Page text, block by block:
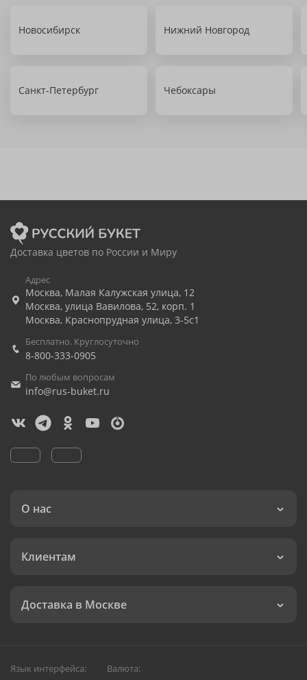
Новосибирск Нижний Новгород
Санкт-Петербург Чебоксары
Доставка цветов по России и Миру
Адрес
Москва, Малая Калужская улица, 12
Москва, улица Вавилова, 52, корп. 1
Москва, Краснопрудная улица, 3-5с1
Бесплатно. Круглосуточно
8-800-333-0905
По любым вопросам
info@rus-buket.ru
О нас
Клиентам
Доставка в Москве
Язык интерфейса: Валюта: